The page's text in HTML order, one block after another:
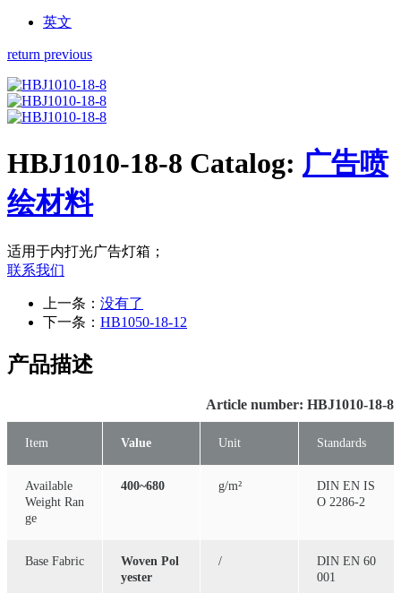
英文
return previous
HBJ1010-18-8 Catalog: 广告喷
绘材料
适用于内打光广告灯箱；
联系我们
上一条： 没有了
下一条： HB1050-18-12
产品描述
Article number: HBJ1010-18-8
Item Value Unit Standards
Available
Weight Ran
ge
400~680 g/m²
DIN EN IS
O 2286-2
Base Fabric
Woven Pol
yester
/
DIN EN 60
001